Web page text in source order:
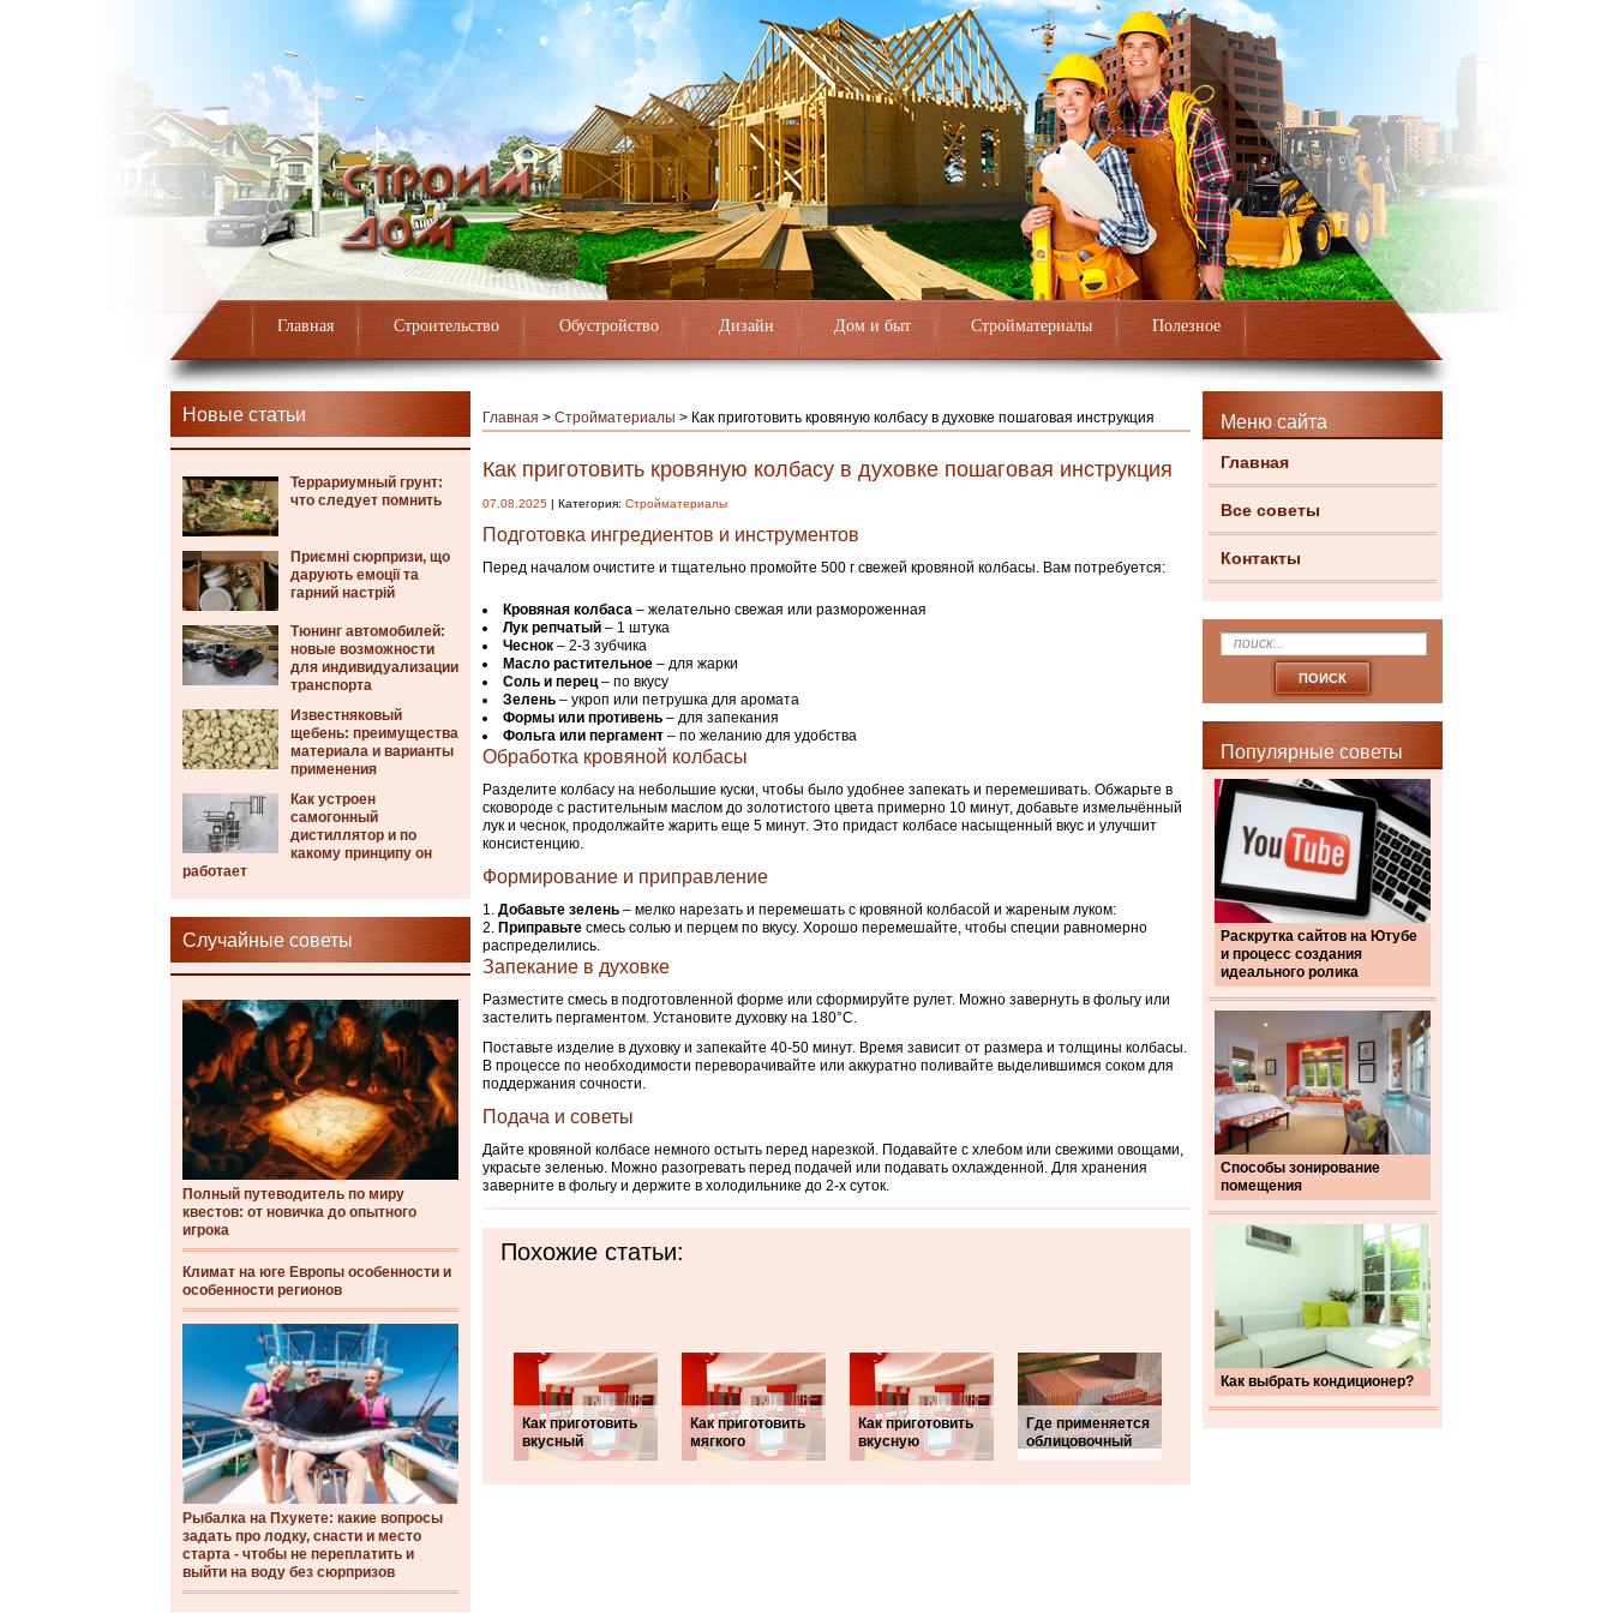
Главная Строительство Обустройство Дизайн Дом и быт Стройматериалы Полезное
Новые статьи
Террариумный грунт:
что следует помнить
Приємні сюрпризи, що
дарують емоції та
гарний настрій
Тюнинг автомобилей:
новые возможности
для индивидуализации
транспорта
Известняковый
щебень: преимущества
материала и варианты
применения
Как устроен
самогонный
дистиллятор и по
какому принципу он
работает
Случайные советы
Полный путеводитель по миру
квестов: от новичка до опытного
игрока
Климат на юге Европы особенности и
особенности регионов
Рыбалка на Пхукете: какие вопросы
задать про лодку, снасти и место
старта - чтобы не переплатить и
выйти на воду без сюрпризов
Меню сайта
Главная
Все советы
Контакты
Популярные советы
Раскрутка сайтов на Ютубе
и процесс создания
идеального ролика
Способы зонирование
помещения
Как выбрать кондиционер?
Главная > Стройматериалы > Как приготовить кровяную колбасу в духовке пошаговая инструкция
Как приготовить кровяную колбасу в духовке пошаговая инструкция
07.08.2025 | Категория: Стройматериалы
Подготовка ингредиентов и инструментов
Перед началом очистите и тщательно промойте 500 г свежей кровяной колбасы. Вам потребуется:
Кровяная колбаса – желательно свежая или размороженная
Лук репчатый – 1 штука
Чеснок – 2-3 зубчика
Масло растительное – для жарки
Соль и перец– по вкусу
Зелень – укроп или петрушка для аромата
Формы или противень – для запекания
Фольга или пергамент – по желанию для удобства
Обработка кровяной колбасы
Разделите колбасу на небольшие куски, чтобы было удобнее запекать и перемешивать. Обжарьте в
сковороде с растительным маслом до золотистого цвета примерно 10 минут, добавьте измельчённый
лук и чеснок, продолжайте жарить еще 5 минут. Это придаст колбасе насыщенный вкус и улучшит
консистенцию.
Формирование и приправление
Добавьте зелень – мелко нарезать и перемешать с кровяной колбасой и жареным луком:
Приправьте смесь солью и перцем по вкусу. Хорошо перемешайте, чтобы специи равномерно
распределились.
Запекание в духовке
Разместите смесь в подготовленной форме или сформируйте рулет. Можно завернуть в фольгу или
застелить пергаментом. Установите духовку на 180°C.
Поставьте изделие в духовку и запекайте 40-50 минут. Время зависит от размера и толщины колбасы.
В процессе по необходимости переворачивайте или аккуратно поливайте выделившимся соком для
поддержания сочности.
Подача и советы
Дайте кровяной колбасе немного остыть перед нарезкой. Подавайте с хлебом или свежими овощами,
украсьте зеленью. Можно разогревать перед подачей или подавать охлажденной. Для хранения
заверните в фольгу и держите в холодильнике до 2-х суток.
Похожие статьи:
Как приготовить
вкусный
Как приготовить
мягкого
Как приготовить
вкусную
Где применяется
облицовочный